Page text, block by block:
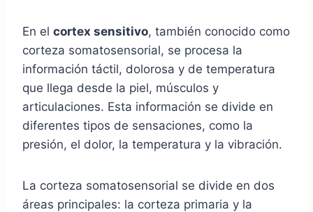
En el cortex sensitivo, también conocido como
corteza somatosensorial, se procesa la
información táctil, dolorosa y de temperatura
que llega desde la piel, músculos y
articulaciones. Esta información se divide en
diferentes tipos de sensaciones, como la
presión, el dolor, la temperatura y la vibración.
La corteza somatosensorial se divide en dos
áreas principales: la corteza primaria y la